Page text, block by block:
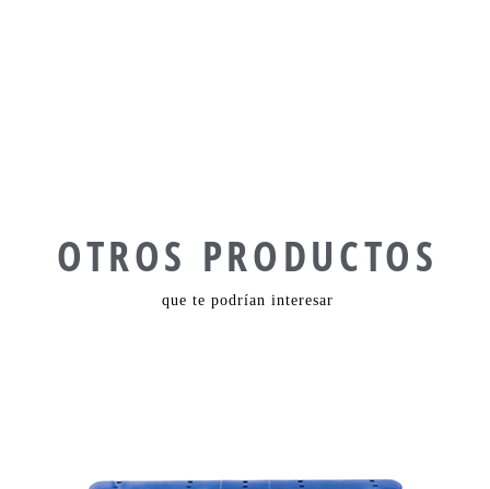
OTROS PRODUCTOS
que te podrían interesar